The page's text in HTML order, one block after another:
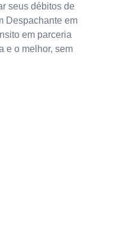
seus débitos de
Despachante em
em parceria
e o melhor, sem